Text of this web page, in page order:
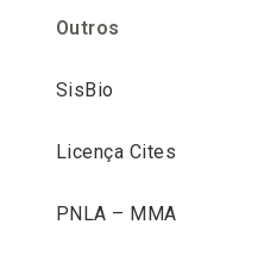
Outros
SisBio
Licença Cites
PNLA – MMA